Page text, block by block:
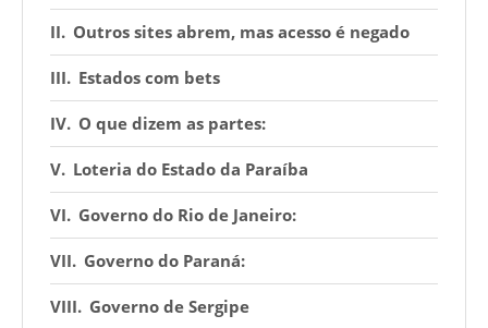
Outros sites abrem, mas acesso é negado
Estados com bets
O que dizem as partes:
Loteria do Estado da Paraíba
Governo do Rio de Janeiro:
Governo do Paraná:
Governo de Sergipe